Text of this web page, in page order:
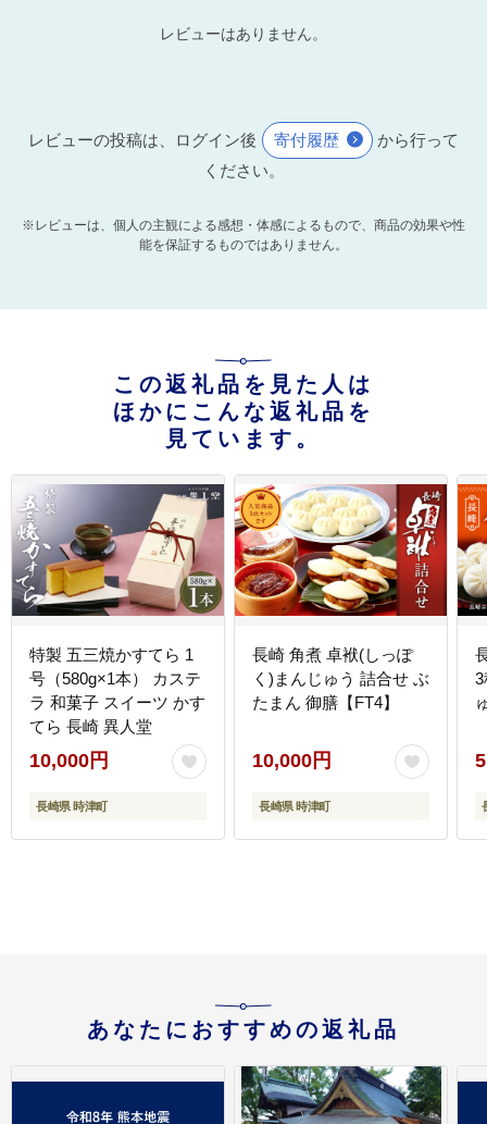
レビューはありません。
レビューの投稿は、ログイン後 寄付履歴
から行って
ください。
※レビューは、個人の主観による感想・体感によるもので、商品の効果や性
能を保証するものではありません。
この返礼品を見た人は
ほかにこんな返礼品を
見ています。
特製 五三焼かすてら 1
号（580g×1本） カステ
ラ 和菓子 スイーツ かす
てら 長崎 異人堂
10,000円
長崎県 時津町
長崎 角煮 卓袱(しっぽ
く)まんじゅう 詰合せ ぶ
たまん 御膳【FT4】
10,000円
長崎県 時津町
あなたにおすすめの返礼品